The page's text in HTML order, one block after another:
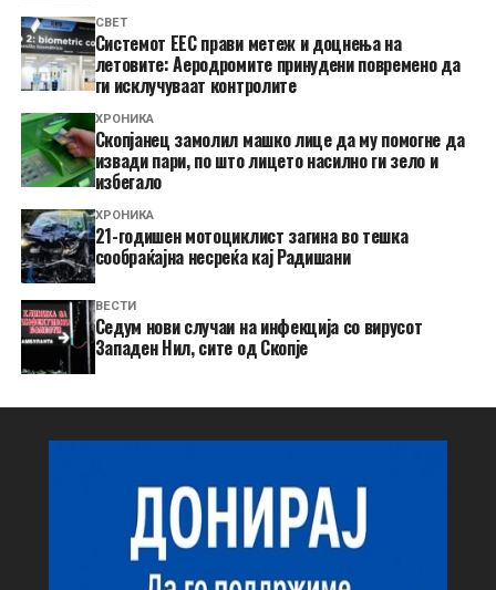
СВЕТ
Системот ЕЕС прави метеж и доцнења на
летовите: Аеродромите принудени повремено да
ги исклучуваат контролите
ХРОНИКА
Скопјанец замолил машко лице да му помогне да
извади пари, по што лицето насилно ги зело и
избегало
ХРОНИКА
21-годишен мотоциклист загина во тешка
сообраќајна несреќа кај Радишани
ВЕСТИ
Седум нови случаи на инфекција со вирусот
Западен Нил, сите од Скопје